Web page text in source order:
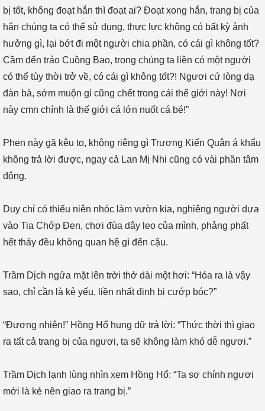
bị tốt, không đoạt hắn thì đoạt ai? Đoạt xong hắn, trang bị của
hắn chúng ta có thể sử dụng, thực lực không có bất kỳ ảnh
hưởng gì, lại bớt đi một người chia phần, có cái gì không tốt?
Cầm đến trảo Cuồng Bạo, trong chúng ta liền có một người
có thể tùy thời trở về, có cái gì không tốt?! Ngươi cứ lòng dạ
đàn bà, sớm muộn gì cũng chết trong cái thế giới này! Nơi
này cmn chính là thế giới cá lớn nuốt cá bé!”
Phen này gã kêu to, không riêng gì Trương Kiến Quân á khẩu
không trả lời được, ngay cả Lan Mị Nhi cũng có vài phần tâm
động.
Duy chỉ có thiếu niên nhóc làm vườn kia, nghiêng người dựa
vào Tia Chớp Đen, chơi đùa dây leo của mình, phảng phất
hết thảy đều không quan hệ gì đến cậu.
Trầm Dịch ngửa mặt lên trời thở dài một hơi: “Hóa ra là vậy
sao, chỉ cần là kẻ yếu, liền nhất định bị cướp bóc?”
“Đương nhiên!” Hồng Hổ hung dữ trả lời: “Thức thời thì giao
ra tất cả trang bị của ngươi, ta sẽ không làm khó dễ ngươi.”
Trầm Dịch lạnh lùng nhìn xem Hồng Hổ: “Ta sợ chính ngươi
mới là kẻ nên giao ra trang bị.”